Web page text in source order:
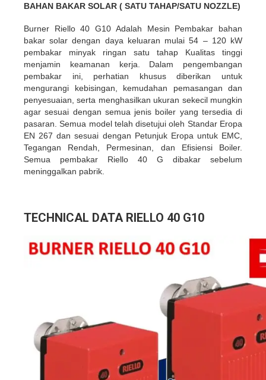
BAHAN BAKAR SOLAR ( SATU TAHAP/SATU NOZZLE)
Burner Riello 40 G10 Adalah Mesin Pembakar bahan
bakar solar dengan daya keluaran mulai 54 – 120 kW
pembakar minyak ringan satu tahap Kualitas tinggi
menjamin keamanan kerja. Dalam pengembangan
pembakar ini, perhatian khusus diberikan untuk
mengurangi kebisingan, kemudahan pemasangan dan
penyesuaian, serta menghasilkan ukuran sekecil mungkin
agar sesuai dengan semua jenis boiler yang tersedia di
pasaran. Semua model telah disetujui oleh Standar Eropa
EN 267 dan sesuai dengan Petunjuk Eropa untuk EMC,
Tegangan Rendah, Permesinan, dan Efisiensi Boiler.
Semua pembakar Riello 40 G dibakar sebelum
meninggalkan pabrik.
TECHNICAL DATA RIELLO 40 G10